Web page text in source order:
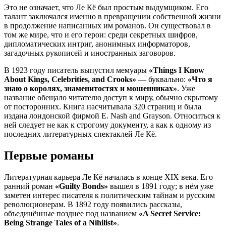
Это не означает, что Ле Кё был простым выдумщиком. Его
талант заключался именно в превращении собственной жизни
в продолжение написанных им романов. Он существовал в
том же мире, что и его герои: среди секретных шифров,
дипломатических интриг, анонимных информаторов,
загадочных рукописей и иностранных заговоров.
В 1923 году писатель выпустил мемуары «Things I Know
About Kings, Celebrities, and Crooks» — буквально: «Что я
знаю о королях, знаменитостях и мошенниках». Уже
название обещало читателю доступ к миру, обычно скрытому
от посторонних. Книга насчитывала 320 страниц и была
издана лондонской фирмой E. Nash and Grayson. Относиться к
ней следует не как к строгому документу, а как к одному из
последних литературных спектаклей Ле Кё.
Первые романы
Литературная карьера Ле Кё началась в конце XIX века. Его
ранний роман «Guilty Bonds» вышел в 1891 году; в нём уже
заметен интерес писателя к политическим тайнам и русским
революционерам. В 1892 году появились рассказы,
объединённые позднее под названием «A Secret Service:
Being Strange Tales of a Nihilist».